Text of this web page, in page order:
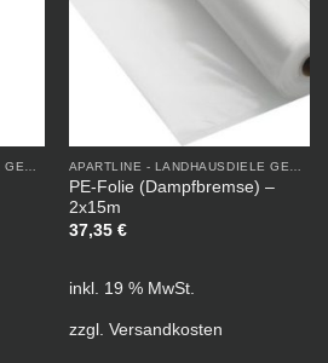
PE-Folie (Dampfbremse) –
2x15m
37,35 €
inkl. 19 % MwSt.
zzgl. Versandkosten